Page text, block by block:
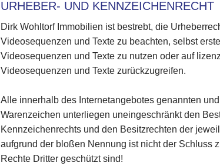
URHEBER- UND KENNZEICHENRECHT
Dirk Wohltorf Immobilien ist bestrebt, die
Videosequenzen und Texte zu beachten, selbst
Videosequenzen und Texte zu nutzen oder auf
Videosequenzen und Texte zurückzugreifen.
Alle innerhalb des Internetangebotes genannten
Warenzeichen unterliegen uneingeschränkt den
Kennzeichenrechts und den Besitzrechten der
aufgrund der bloßen Nennung ist nicht der Schluss
Rechte Dritter geschützt sind!